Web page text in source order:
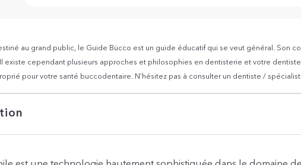
au grand public, le Guide Bücco est un guide éducatif qui se veut général. Son
existe cependant plusieurs approches et philosophies en dentisterie et votre
pour votre santé buccodentaire. N’hésitez pas à consulter un dentiste /